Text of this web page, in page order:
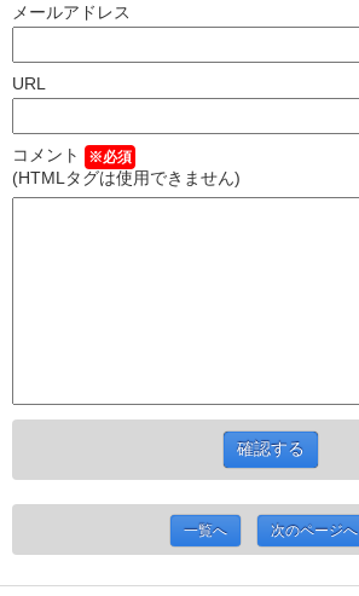
メールアドレス
URL
コメント ※必須
(HTMLタグは使用できません)
一覧へ 次のページへ